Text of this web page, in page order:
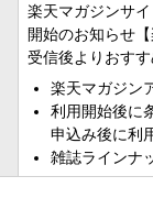
楽天マガジンサ
開始のお知らせ
受信後よりおす
楽天マガジン
利用開始後に
申込み後に利
雑誌ラインナ